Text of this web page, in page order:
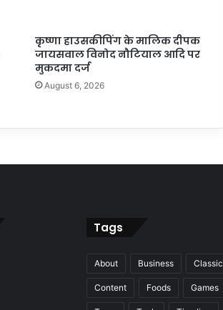
कृष्णा हाउसकीपिंग के मालिक दीपक
जायसवाल विनोद नौटियाल आदि पर
मुकदमा दर्ज
August 6, 2026
Tags
About Business Classic
Content Foods Games